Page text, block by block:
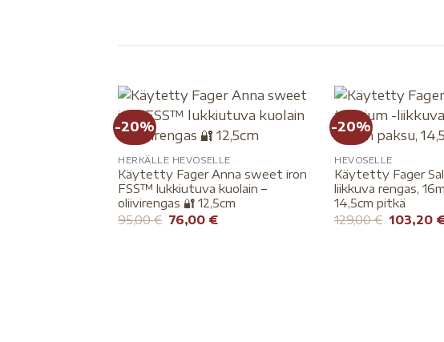
-20%
HERKÄLLE HEVOSELLE
Käytetty Fager Anna sweet iron
FSS™ lukkiutuva kuolain –
oliivirengas 🔐 12,5cm
95,00€ 76,00 €
-20%
HEVOSELLE
Käytetty Fager
liikkuva rengas,
14,5cm pitkä
129,00€ 103,20